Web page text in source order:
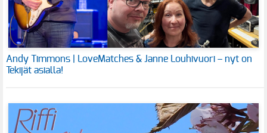
Andy Timmons | LoveMatches & Janne Louhivuori – nyt on
Tekijät asialla!